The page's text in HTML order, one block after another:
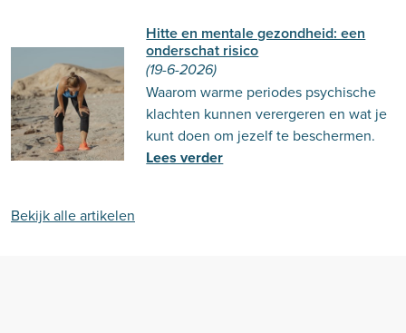
Hitte en mentale gezondheid: een
onderschat risico
(19-6-2026)
Waarom warme periodes psychische
klachten kunnen verergeren en wat je
kunt doen om jezelf te beschermen.
Lees verder
Bekijk alle artikelen